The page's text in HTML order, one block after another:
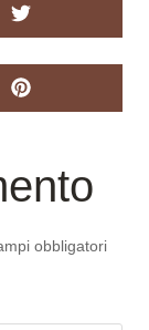
obbligatori